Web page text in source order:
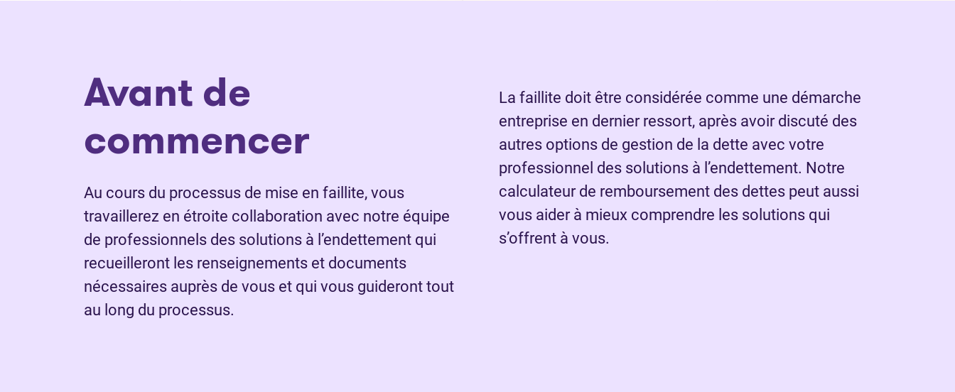
Avant de
commencer
Au cours du processus de mise en faillite, vous
travaillerez en étroite collaboration avec notre équipe
de professionnels des solutions à l’endettement qui
recueilleront les renseignements et documents
nécessaires auprès de vous et qui vous guideront tout
au long du processus.
La faillite doit être considérée comme une démarche
entreprise en dernier ressort, après avoir discuté des
autres options de gestion de la dette avec votre
professionnel des solutions à l’endettement. Notre
calculateur de remboursement des dettes peut aussi
vous aider à mieux comprendre les solutions qui
s’offrent à vous.